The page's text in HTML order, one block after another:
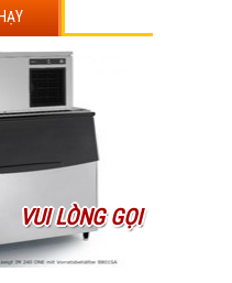
VUI LÒNG GỌI